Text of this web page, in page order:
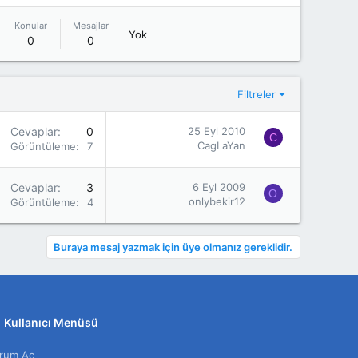
Konular
0
Mesajlar
0 Yok
Filtreler
Cevaplar 0
Görüntüleme
25 Eyl 2010
CagLaYan
C
Cevaplar 3
Görüntüleme
6 Eyl 2009
onlybekir12
O
Buraya mesaj yazmak için üye olmanız gereklidir.
Kullanıcı Menüsü
Aç